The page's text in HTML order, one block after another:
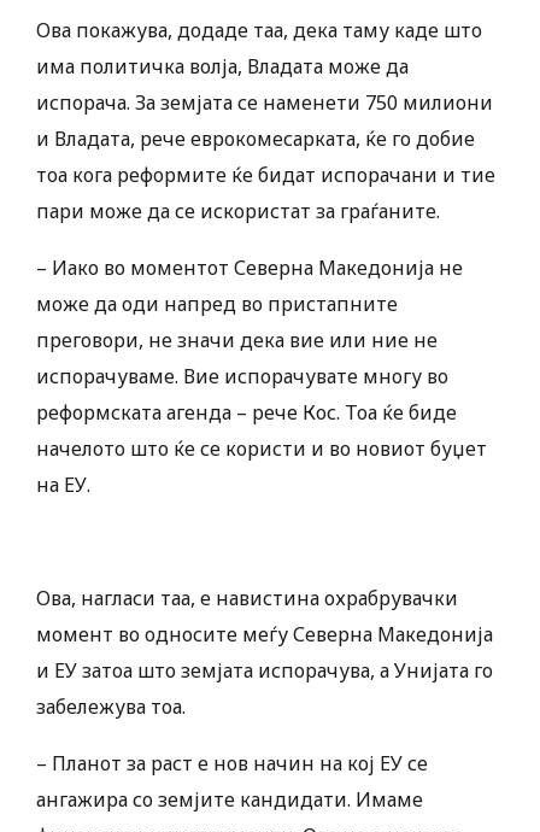
Ова покажува, додаде таа, дека таму каде што
има политичка волја, Владата може да
испорача. За земјата се наменети 750 милиони
и Владата, рече еврокомесарката, ќе го добие
тоа кога реформите ќе бидат испорачани и тие
пари може да се искористат за граѓаните.
– Иако во моментот Северна Македонија не
може да оди напред во пристапните
преговори, не значи дека вие или ние не
испорачуваме. Вие испорачувате многу во
реформската агенда – рече Кос. Тоа ќе биде
начелото што ќе се користи и во новиот буџет
на ЕУ.
Ова, нагласи таа, е навистина охрабрувачки
момент во односите меѓу Северна Македонија
и ЕУ затоа што земјата испорачува, а Унијата го
забележува тоа.
– Планот за раст е нов начин на кој ЕУ се
ангажира со земјите кандидати. Имаме